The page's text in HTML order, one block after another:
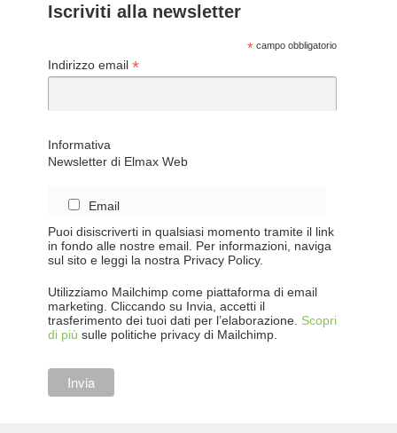
Iscriviti alla newsletter
* campo obbligatorio
Indirizzo email *
Informativa
Newsletter di Elmax Web
Email
Puoi disiscriverti in qualsiasi momento tramite il link
in fondo alle nostre email. Per informazioni, naviga
sul sito e leggi la nostra Privacy Policy.
Utilizziamo Mailchimp come piattaforma di email
marketing. Cliccando su Invia, accetti il
trasferimento dei tuoi dati per l’elaborazione. Scopri
di più sulle politiche privacy di Mailchimp.